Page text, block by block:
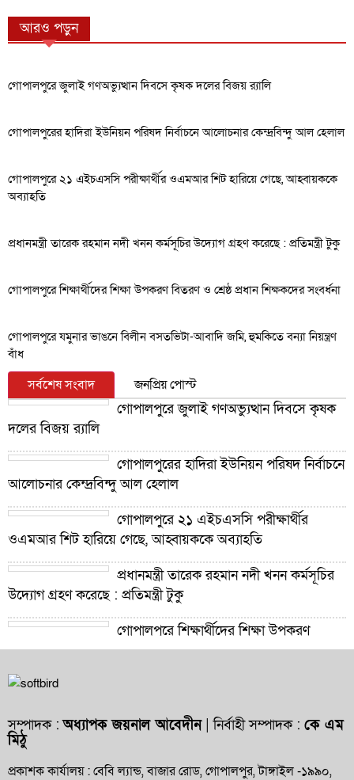
আরও পড়ুন
গোপালপুরে জুলাই গণঅভ্যুত্থান দিবসে কৃষক দলের বিজয় র‍্যালি
গোপালপুরের হাদিরা ইউনিয়ন পরিষদ নির্বাচনে আলোচনার কেন্দ্রবিন্দু আল হেলাল
গোপালপুরে ২১ এইচএসসি পরীক্ষার্থীর ওএমআর শিট হারিয়ে গেছে, আহ্বায়ককে
অব্যাহতি
প্রধানমন্ত্রী তারেক রহমান নদী খনন কর্মসূচির উদ্যোগ গ্রহণ করেছে : প্রতিমন্ত্রী টুকু
গোপালপুরে শিক্ষার্থীদের শিক্ষা উপকরণ বিতরণ ও শ্রেষ্ঠ প্রধান শিক্ষকদের সংবর্ধনা
গোপালপুরে যমুনার ভাঙনে বিলীন বসতভিটা-আবাদি জমি, হুমকিতে বন্যা নিয়ন্ত্রণ
বাঁধ
সর্বশেষ সংবাদ জনপ্রিয় পোস্ট
গোপালপুরে জুলাই গণঅভ্যুত্থান দিবসে কৃষক
দলের বিজয় র‍্যালি
গোপালপুরের হাদিরা ইউনিয়ন পরিষদ নির্বাচনে
আলোচনার কেন্দ্রবিন্দু আল হেলাল
গোপালপুরে ২১ এইচএসসি পরীক্ষার্থীর
ওএমআর শিট হারিয়ে গেছে, আহ্বায়ককে অব্যাহতি
প্রধানমন্ত্রী তারেক রহমান নদী খনন কর্মসূচির
উদ্যোগ গ্রহণ করেছে : প্রতিমন্ত্রী টুকু
গোপালপুরে শিক্ষার্থীদের শিক্ষা উপকরণ
বিতরণ ও শ্রেষ্ঠ প্রধান শিক্ষকদের সংবর্ধনা
দুর্নীতি ও অনিয়মের অভিযোগ
সম্পাদক :অধ্যাপক জয়নাল আবেদীন| নির্বাহী সম্পাদক : কে এম
মিঠু
প্রকাশক কার্যালয় : বেবি ল্যান্ড, বাজার রোড, গোপালপুর, টাঙ্গাইল -১৯৯০,